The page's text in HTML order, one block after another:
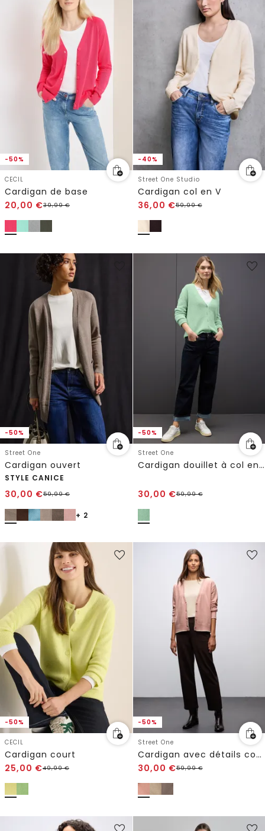
-50%
CECIL
Cardigan de base
20,00 €39,99€
-40%
Street One Studio
Cardigan col en V
36,00 €59,99€
-50%
Street One
Cardigan ouvert
STYLE CANICE
30,00 €59,99€
+ 2
-50%
Street One
Cardigan douillet à col en V
30,00 €59,99€
-50%
CECIL
Cardigan court
25,00 €49,99€
-50%
Street One
Cardigan avec détails contrastés
30,00 €59,99€